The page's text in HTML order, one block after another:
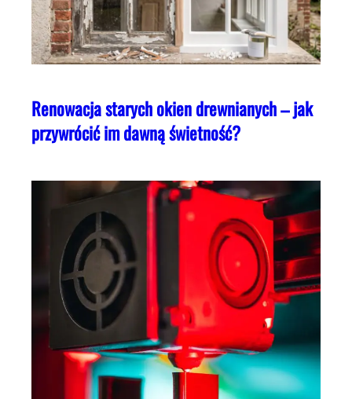
Renowacja starych okien drewnianych – jak
przywrócić im dawną świetność?